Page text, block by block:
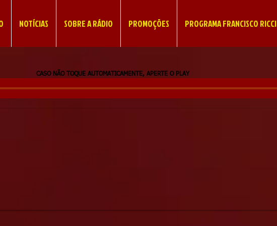
NOTÍCIAS SOBRE A RÁDIO PROMOÇÕES PROGRAMA FRANCISCO RICCI
CASO NÃO TOQUE AUTOMATICAMENTE, APERTE O PLAY